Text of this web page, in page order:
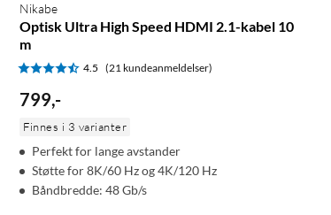
Nikabe
Optisk Ultra High Speed HDMI 2.1-kabel 10
m
4.5 (21 kundeanmeldelser)
799,-
Finnes i 3 varianter
Perfekt for lange avstander
Støtte for 8K/60 Hz og 4K/120 Hz
Båndbredde: 48 Gb/s